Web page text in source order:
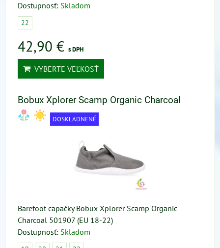
Dostupnosť: Skladom
22
42,90 € s DPH
VYBERTE VEĽKOSŤ
Bobux Xplorer Scamp Organic Charcoal
DOSKLADNENÉ
Barefoot capačky Bobux Xplorer Scamp Organic
Charcoal 501907 (EU 18-22)
Dostupnosť: Skladom